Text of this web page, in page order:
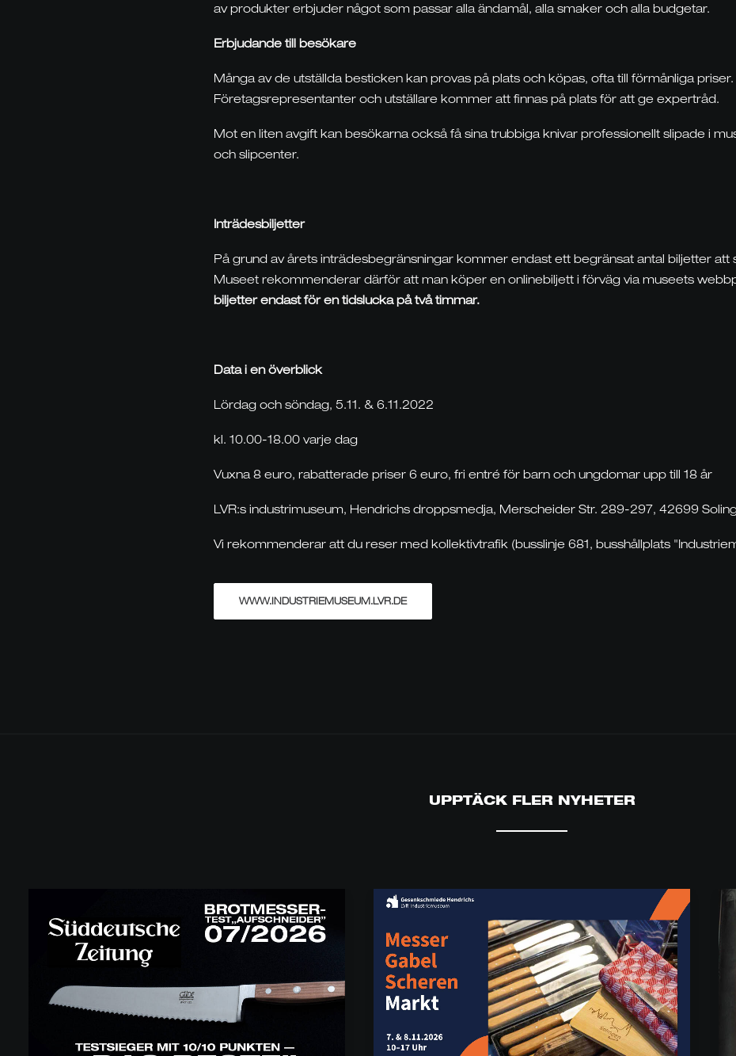
av produkter erbjuder något som passar alla ändamål, alla smaker och alla budgetar.
Erbjudande till besökare
Många av de utställda besticken kan provas på plats och köpas, ofta till förmånliga priser.
Företagsrepresentanter och utställare kommer att finnas på plats för att ge expertråd.
Mot en liten avgift kan besökarna också få sina trubbiga knivar professionellt slipade i
och slipcenter.
Inträdesbiljetter
På grund av årets inträdesbegränsningar kommer endast ett begränsat antal biljetter att
Museet rekommenderar därför att man köper en onlinebiljett i förväg via museets
biljetter endast för en tidslucka på två timmar.
Data i en överblick
Lördag och söndag, 5.11. & 6.11.2022
kl. 10.00-18.00 varje dag
Vuxna 8 euro, rabatterade priser 6 euro, fri entré för barn och ungdomar upp till 18 år
LVR:s industrimuseum, Hendrichs droppsmedja, Merscheider Str. 289-297, 42699
Vi rekommenderar att du reser med kollektivtrafik (busslinje 681, busshållplats
WWW.INDUSTRIEMUSEUM.LVR.DE
UPPTÄCK FLER NYHETER